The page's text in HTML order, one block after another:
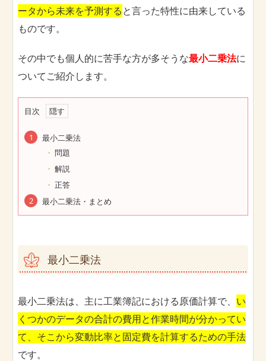
ータから未来を予測すると言った特性に由来している
ものです。
その中でも個人的に苦手な方が多そうな最小二乗法に
ついてご紹介します。
目次
最小二乗法
問題
解説
正答
最小二乗法・まとめ
最小二乗法
最小二乗法は、主に工業簿記における原価計算で、 い
くつかのデータの合計の費用と作業時間が分かってい
て、そこから変動比率と固定費を計算するための手法
です。